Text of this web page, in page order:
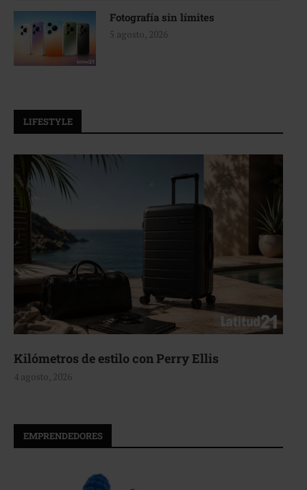
Fotografía sin límites
5 agosto, 2026
LIFESTYLE
Aerie, texturas que fluyen
4 agosto, 2026
EMPRENDEDORES